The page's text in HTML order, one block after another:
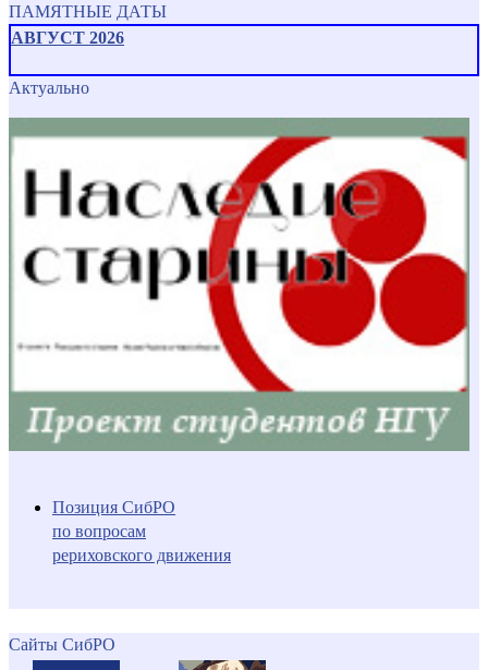
ПАМЯТНЫЕ ДАТЫ
АВГУСТ 2026
Актуально
Позиция СибРО
по вопросам
рериховского движения
Сайты СибРО